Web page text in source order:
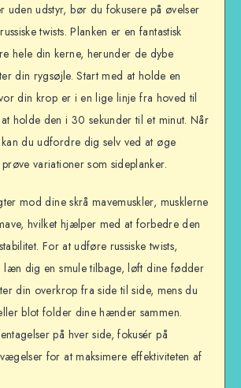
uden udstyr, bør du fokusere på øvelser
twists. Planken er en fantastisk
hele din kerne, herunder de dybe
din rygsøjle. Start med at holde en
din krop er i en lige linje fra hoved til
holde den i 30 sekunder til et minut. Når
du udfordre dig selv ved at øge
variationer som sideplanker.
mod dine skrå mavemuskler, musklerne
hvilket hjælper med at forbedre den
For at udføre russiske twists,
læn dig en smule tilbage, løft dine fødder
din overkrop fra side til side, mens du
blot folder dine hænder sammen.
på hver side, fokusér på
for at maksimere effektiviteten af